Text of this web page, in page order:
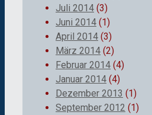
Juli 2014 (3)
Juni 2014 (1)
April 2014 (3)
März 2014 (2)
Februar 2014 (4)
Januar 2014 (4)
Dezember 2013 (1)
September 2012 (1)